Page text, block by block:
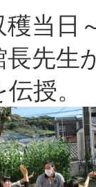
穫当日
先生
授。